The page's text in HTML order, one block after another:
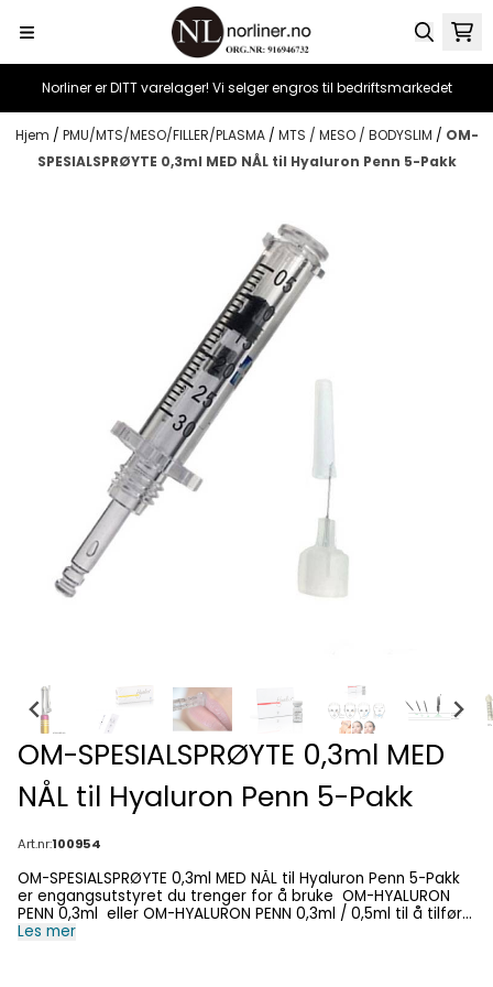
Hopp til innhold
Norliner er DITT varelager! Vi selger engros til bedriftsmarkedet
Hjem / PMU/MTS/MESO/FILLER/PLASMA / MTS / MESO / BODYSLIM / OM-
SPESIALSPRØYTE 0,3ml MED NÅL til Hyaluron Penn 5-Pakk
OM-SPESIALSPRØYTE 0,3ml MED
NÅL til Hyaluron Penn 5-Pakk
Art.nr:100954
OM-SPESIALSPRØYTE 0,3ml MED NÅL til Hyaluron Penn 5-Pakk
er engangsutstyret du trenger for å bruke OM-HYALURON
PENN 0,3ml eller OM-HYALURON PENN 0,3ml / 0,5ml til å tilføre
huden vandige løsninger eller tynne hyaluronsyrefillere.
Les mer